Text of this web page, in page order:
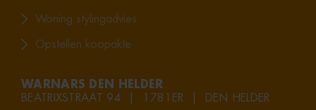
Woning stylingadvies
Opstellen koopakte
WARNARS DEN HELDER
BEATRIXSTRAAT 94 | 1781ER | DEN HELDER